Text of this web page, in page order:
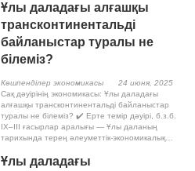
Ұлы даладағы алғашқы
трансконтинентальді
байланыстар туралы не
білеміз?
Көшпенділер экономикасы
24 июня, 2025
Сақ дәуірінің экономикасы: Ұлы даладағы
алғашқы трансконтинентальді байланыстар
туралы не білеміз? ✔️ Ерте темір дәуірі, б.з.б.
IX–III ғасырлар аралығы — Ұлы даланың
тарихында терең әлеуметтік-экономикалық…
Ұлы даладағы